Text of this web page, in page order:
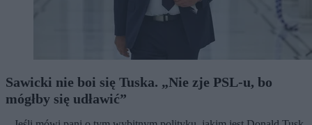
Sawicki nie boi się Tuska. „Nie zje PSL-u, bo
mógłby się udławić”